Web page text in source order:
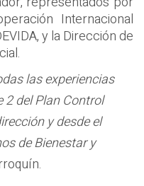
Internacional
y la Dirección de
las experiencias
2 del Plan Control
y desde el
de Bienestar y